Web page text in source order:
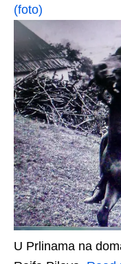
(foto)
U Prlinama na